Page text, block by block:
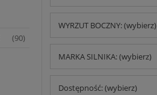
(90)
WYRZUT BOCZNY: (wybierz)
MARKA SILNIKA: (wybierz)
Dostępność: (wybierz)